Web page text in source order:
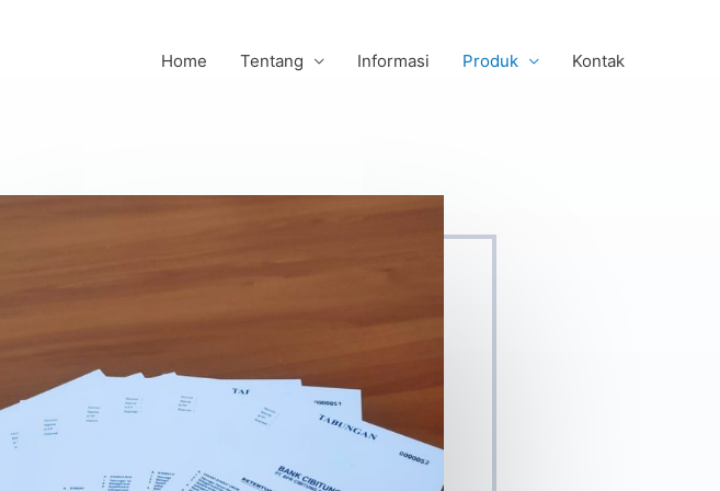
Home Tentang Informasi Produk Kontak